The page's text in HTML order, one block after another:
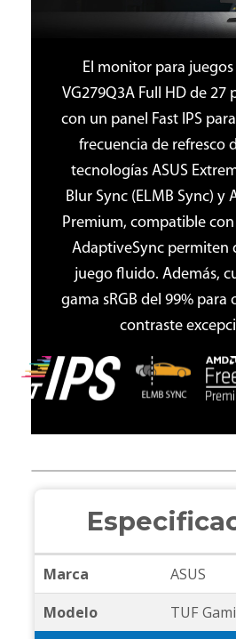
El monitor para juegos
VG279Q3A Full HD de 27
con un panel Fast IPS
frecuencia de refresco
tecnologías ASUS
Blur Sync (ELMB Sync) y
Premium, compatible con
AdaptiveSync permiten
juego fluido. Además,
gama sRGB del 99% para
contraste
Marca
ASUS
Modelo
TUF